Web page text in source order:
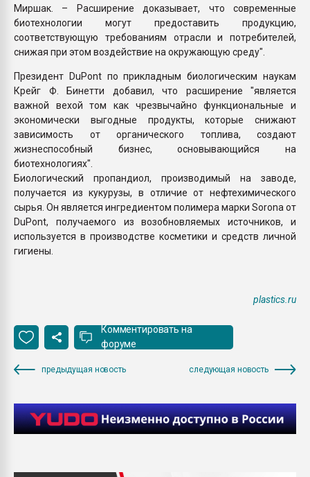
Миршак. – Расширение доказывает, что современные
биотехнологии могут предоставить продукцию,
соответствующую требованиям отрасли и потребителей,
снижая при этом воздействие на окружающую среду".
Президент DuPont по прикладным биологическим наукам
Крейг Ф. Бинетти добавил, что расширение "является
важной вехой том как чрезвычайно функциональные и
экономически выгодные продукты, которые снижают
зависимость от органического топлива, создают
жизнеспособный бизнес, основывающийся на
биотехнологиях".
Биологический пропандиол, производимый на заводе,
получается из кукурузы, в отличие от нефтехимического
сырья. Он является ингредиентом полимера марки Sorona от
DuPont, получаемого из возобновляемых источников, и
используется в производстве косметики и средств личной
гигиены.
plastics.ru
Комментировать на
форуме
предыдущая новость следующая новость